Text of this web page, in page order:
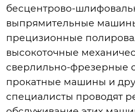
бесцентрово-
выпрямительные
прецизионные
высокоточные
сверлильно-фрезерные
прокатные машины и
специалисты проводят